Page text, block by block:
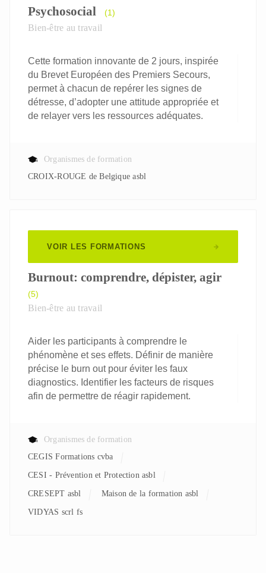
Psychosocial
(1)
Bien-être au travail
Cette formation innovante de 2 jours, inspirée
du Brevet Européen des Premiers Secours,
permet à chacun de repérer les signes de
détresse, d’adopter une attitude appropriée et
de relayer vers les ressources adéquates.
Organismes de formation
CROIX-ROUGE de Belgique asbl
VOIR LES FORMATIONS
Burnout: comprendre, dépister, agir
(5)
Bien-être au travail
Aider les participants à comprendre le
phénomène et ses effets. Définir de manière
précise le burn out pour éviter les faux
diagnostics. Identifier les facteurs de risques
afin de permettre de réagir rapidement.
Organismes de formation
CEGIS Formations cvba
CESI - Prévention et Protection asbl
CRESEPT asbl Maison de la formation asbl
VIDYAS scrl fs